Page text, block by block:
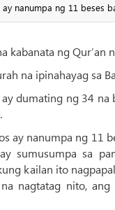
ay nanumpa ng 11 beses
kabanata ng
na ipinahayag sa
dumating ng 34 na
ay nanumpa ng 11
sumusumpa sa
kailan ito
nagtatag nito,